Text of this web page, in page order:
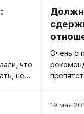
что
не
Очень
19 мая